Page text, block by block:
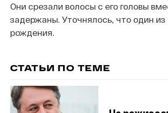
Они срезали волосы с его головы
задержаны. Уточнялось, что один
рождения.
СТАТЬИ ПО ТЕМЕ